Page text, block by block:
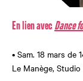
En lien avec Dance
• Sam. 18 mars de
Le Manège,